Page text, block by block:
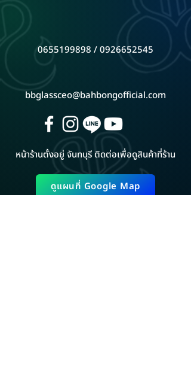
0655199898 / 0926652545
bbglassceo@bahbongofficial.com
หน้าร้านตั้งอยู่ จันทบุรี ติดต่อเพื่อดูสินค้าที่ร้าน
ดูแผนที่ Google Map